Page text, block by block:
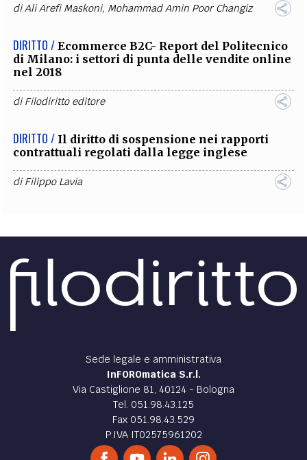
diAli Arefi Maskoni, Mohammad Amin Poor Changiz
DIRITTO / Ecommerce B2C- Report del Politecnico
di Milano: i settori di punta delle vendite online
nel 2018
diFilodiritto editore
DIRITTO / Il diritto di sospensione nei rapporti
contrattuali regolati dalla legge inglese
diFilippo Lavia
Sede legale e amministrativa
InFOROmatica S.r.l.
Via Castiglione 81, 40124 - Bologna
Tel. 051.98.43.125
Fax 051.98.43.529
P.IVA IT02575961202